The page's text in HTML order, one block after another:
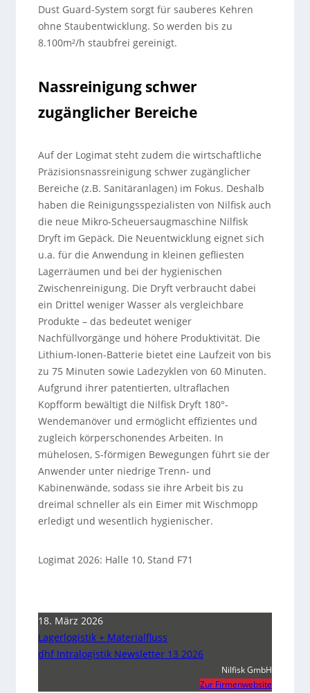
Dust Guard-System sorgt für sauberes Kehren
ohne Staubentwicklung. So werden bis zu
8.100m²/h staubfrei gereinigt.
Nassreinigung schwer
zugänglicher Bereiche
Auf der Logimat steht zudem die wirtschaftliche
Präzisionsnassreinigung schwer zugänglicher
Bereiche (z.B. Sanitäranlagen) im Fokus. Deshalb
haben die Reinigungsspezialisten von Nilfisk auch
die neue Mikro-Scheuersaugmaschine Nilfisk
Dryft im Gepäck. Die Neuentwicklung eignet sich
u.a. für die Anwendung in kleinen gefliesten
Lagerräumen und bei der hygienischen
Zwischenreinigung. Die Dryft verbraucht dabei
ein Drittel weniger Wasser als vergleichbare
Produkte – das bedeutet weniger
Nachfüllvorgänge und höhere Produktivität. Die
Lithium-Ionen-Batterie bietet eine Laufzeit von bis
zu 75 Minuten sowie Ladezyklen von 60 Minuten.
Aufgrund ihrer patentierten, ultraflachen
Kopfform bewältigt die Nilfisk Dryft 180°-
Wendemanöver und ermöglicht effizientes und
zugleich körperschonendes Arbeiten. In
mühelosen, S-förmigen Bewegungen führt sie der
Anwender unter niedrige Trenn- und
Kabinenwände, sodass sie ihre Arbeit bis zu
dreimal schneller als ein Eimer mit Wischmopp
erledigt und wesentlich hygienischer.
Logimat 2026: Halle 10, Stand F71
18. März 2026
Lagerlogistik + Materialfluss
dhf Intralogistik Newsletter 13 2026
Nilfisk GmbH
Zur Firmenwebsite